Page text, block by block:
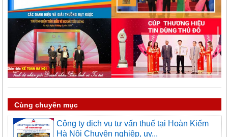
Cùng chuyên mục
Công ty dịch vụ tư vấn thuế tại Hoàn Kiếm
Hà Nội Chuyên nghiệp, uy...